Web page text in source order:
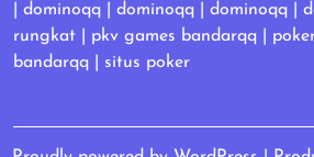
dominoqq dominoqq dominoqq
rungkat
pkv games bandarqq
bandarqq
situs poker